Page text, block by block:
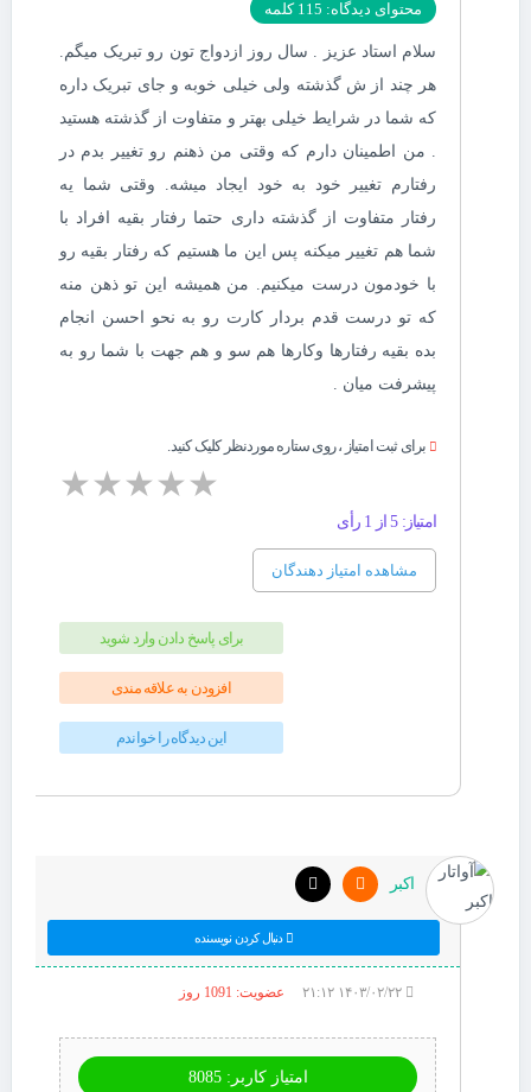
محتوای دیدگاه: 115 کلمه
سلام استاد عزیز . سال روز ازدواج تون رو تبریک میگم.
هر چند از ش گذشته ولی خیلی خوبه و جای تبریک داره
که شما در شرایط خیلی بهتر و متفاوت از گذشته هستید
. من اطمینان دارم که وقتی من ذهنم رو تغییر بدم در
رفتارم تغییر خود به خود ایجاد میشه. وقتی شما یه
رفتار متفاوت از گذشته داری حتما رفتار بقیه افراد با
شما هم تغییر میکنه پس این ما هستیم که رفتار بقیه رو
با خودمون درست میکنیم. من همیشه این تو ذهن منه
که تو درست قدم بردار کارت رو به نحو احسن انجام
بده بقیه رفتارها وکارها هم سو و هم جهت با شما رو به
پیشرفت میان .
برای ثبت امتیاز ، روی ستاره موردنظر کلیک کنید.
★★★★★
امتیاز: 5 از 1 رأی
مشاهده امتیاز دهندگان
برای پاسخ دادن وارد شوید
افزودن به علاقه مندی
این دیدگاه را خواندم
اکبر
دنبال کردن نویسنده
عضویت: 1091 روز
امتیاز کاربر: 8085